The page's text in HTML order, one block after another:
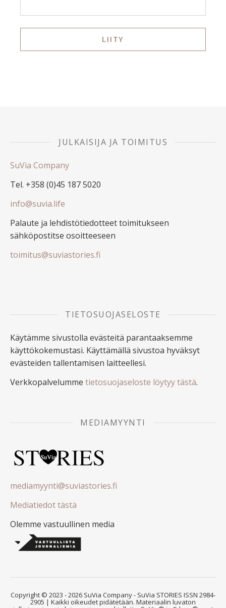
JULKAISIJA JA TOIMITUS
SuVia Company
Tel. +358 (0)45 187 5020
info@suvia.life
Palaute ja lehdistötiedotteet toimitukseen
sähköpostitse osoitteeseen
toimitus@suviastories.fi
TIETOSUOJASELOSTE
Käytämme sivustolla evästeitä parantaaksemme
käyttökokemustasi. Käyttämällä sivustoa hyväksyt
evästeiden tallentamisen laitteellesi.
Verkkopalvelumme tietosuojaseloste löytyy tästä.
MEDIAMYYNTI
mediamyynti@suviastories.fi
Mediatiedot tästä
Olemme vastuullinen media
Copyright © 2023 - 2026 SuVia Company - SuVia STORIES ISSN 2984-
2905 | Kaikki oikeudet pidätetään. Materiaalin luvaton